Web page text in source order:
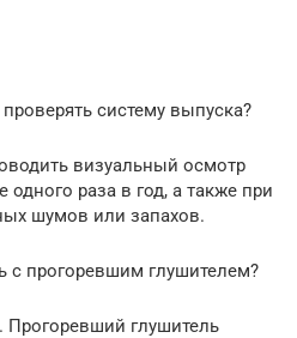
систему выпуска?
визуальный осмотр
раза в год, а также при
шумов или запахов.
с прогоревшим глушителем?
Прогоревший глушитель